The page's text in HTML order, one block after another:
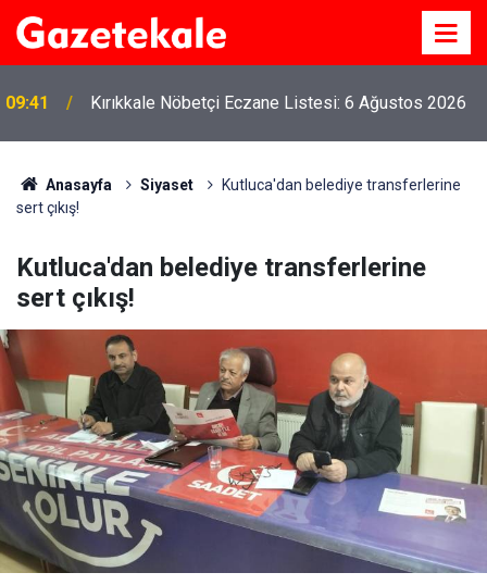
09:41 Kırıkkale Nöbetçi Eczane Listesi: 6 Ağustos 2026
Anasayfa Siyaset
Kutluca'dan belediye transferlerine
sert çıkış!
Kutluca'dan belediye transferlerine
sert çıkış!